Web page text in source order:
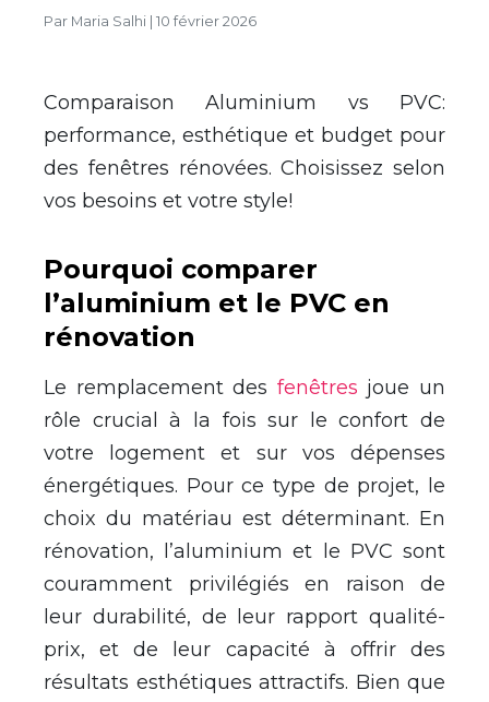
Par Maria Salhi 10 février 2026
Comparaison Aluminium vs PVC:
performance, esthétique et budget pour
des fenêtres rénovées. Choisissez selon
vos besoins et votre style!
Pourquoi comparer
l’aluminium et le PVC en
rénovation
Le remplacement des fenêtres joue un
rôle crucial à la fois sur le confort de
votre logement et sur vos dépenses
énergétiques. Pour ce type de projet, le
choix du matériau est déterminant. En
rénovation, l’aluminium et le PVC sont
couramment privilégiés en raison de
leur durabilité, de leur rapport qualité-
prix, et de leur capacité à offrir des
résultats esthétiques attractifs. Bien que